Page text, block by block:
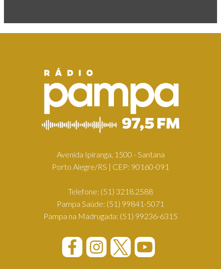
Avenida Ipiranga, 1500 - Santana
Porto Alegre/RS | CEP: 90160-091
Telefone: (51) 3218.2588
Pampa Saúde: (51) 99841-5071
Pampa na Madrugada: (51) 99236-6315